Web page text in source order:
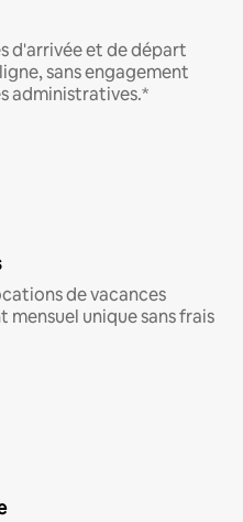
d'arrivée et de départ
sans engagement
administratives.*
de vacances
unique sans frais